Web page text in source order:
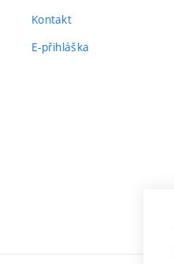
Kontakt
E-přihláška